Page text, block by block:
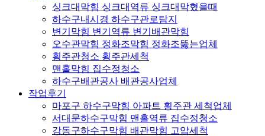
싱크대막힘 싱크대역류 싱크대막혔을때
하수구내시경 하수구관로탐지
변기막힘 변기역류 변기배관막힘
오수관막힘 정화조막힘 정화조뚫는업체
횡주관청소 횡주관세척
맨홀막힘 집수정청소
하수구배관공사 배관공사업체
작업후기
마포구 하수구막힘 아파트 횡주관 세척업체
서대문하수구막힘 맨홀역류 집수정청소
강동구하수구막힘 배관막힘 고압세척